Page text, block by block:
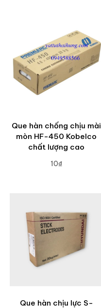
Que hàn chống chịu mài
mòn HF-450 Kobelco
chất lượng cao
10₫
Que hàn chịu lực S-